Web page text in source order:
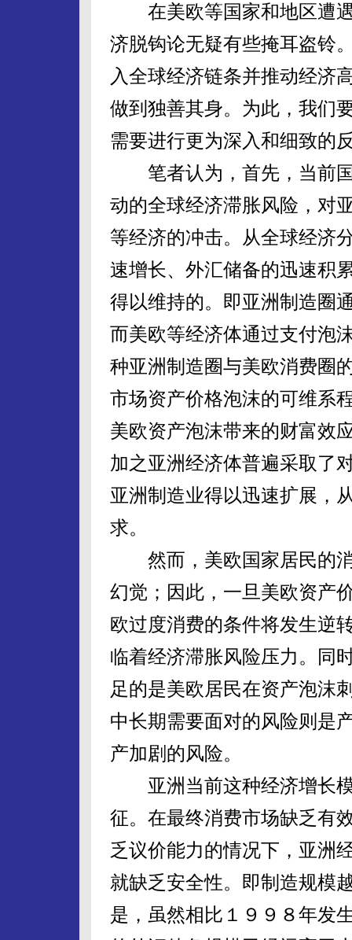
在美欧等国家和地区遭遇
济脱钩论无疑有些掩耳盗铃
入全球经济链条并推动经济
做到独善其身。为此，我们
需要进行更为深入和细致的
笔者认为，首先，当前国
动的全球经济滞胀风险，对
等经济的冲击。从全球经济
速增长、外汇储备的迅速积
得以维持的。即亚洲制造圈
而美欧等经济体通过支付泡
种亚洲制造圈与美欧消费圈
市场资产价格泡沫的可维系
美欧资产泡沫带来的财富效
加之亚洲经济体普遍采取了
亚洲制造业得以迅速扩展，
求。
然而，美欧国家居民的消
幻觉；因此，一旦美欧资产
欧过度消费的条件将发生逆
临着经济滞胀风险压力。同
足的是美欧居民在资产泡沫
中长期需要面对的风险则是
产加剧的风险。
亚洲当前这种经济增长模
征。在最终消费市场缺乏有
乏议价能力的情况下，亚洲
就缺乏安全性。即制造规模
是，虽然相比１９９８年发